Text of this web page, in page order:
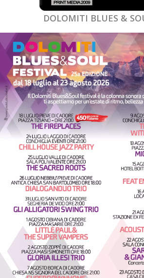
DOLOMITI BLUES &